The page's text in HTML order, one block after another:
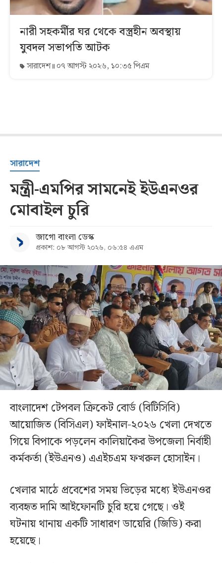
নারী সহকর্মীর ঘর থেকে বস্ত্রহীন অবস্থায়
যুবদল সভাপতি আটক
সারাদেশ ০৭ আগস্ট ২০২৬, ১০:৩৫ পিএম
সারাদেশ
মন্ত্রী-এমপির সামনেই ইউএনওর
মোবাইল চুরি
জাগো বাংলা ডেস্ক
প্রকাশ: ০৮ আগস্ট ২০২৬, ০৬:৫৪ এএম
বাংলাদেশ টেপবল ক্রিকেট বোর্ড (বিটিসিবি)
আয়োজিত (বিসিএল) ফাইনাল-২০২৬ খেলা দেখতে
গিয়ে বিপাকে পড়লেন কালিয়াকৈর উপজেলা নির্বাহী
কর্মকর্তা (ইউএনও) এএইচএম ফখরুল হোসাইন।
খেলার মাঠে প্রবেশের সময় ভিড়ের মধ্যে ইউএনওর
ব্যবহৃত দামি আইফোনটি চুরি হয়ে গেছে। ওই
ঘটনায় থানায় একটি সাধারণ ডায়েরি (জিডি) করা
হয়েছে।